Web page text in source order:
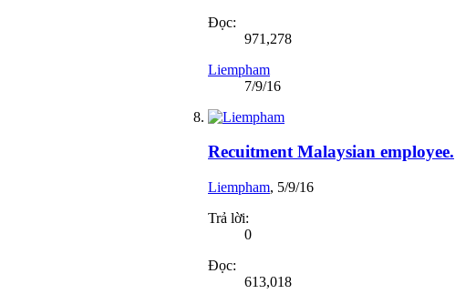
Đọc:
971,278
Liempham
7/9/16
Recuitment Malaysian employee.
Liempham, 5/9/16
Trả lời:
0
Đọc:
613,018